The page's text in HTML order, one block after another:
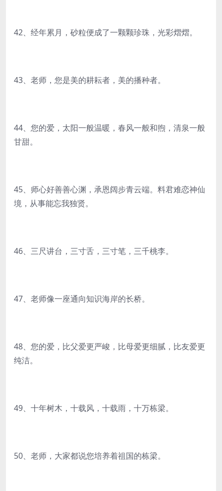
42、经年累月，砂粒便成了一颗颗珍珠，光彩熠熠。
43、老师，您是美的耕耘者，美的播种者。
44、您的爱，太阳一般温暖，春风一般和煦，清泉一般
甘甜。
45、师心好善善心渊，承恩阔步青云端。料君难恋神仙
境，从事能忘我独贤。
46、三尺讲台，三寸舌，三寸笔，三千桃李。
47、老师像一座通向知识海岸的长桥。
48、您的爱，比父爱更严峻，比母爱更细腻，比友爱更
纯洁。
49、十年树木，十载风，十载雨，十万栋梁。
50、老师，大家都说您培养着祖国的栋梁。